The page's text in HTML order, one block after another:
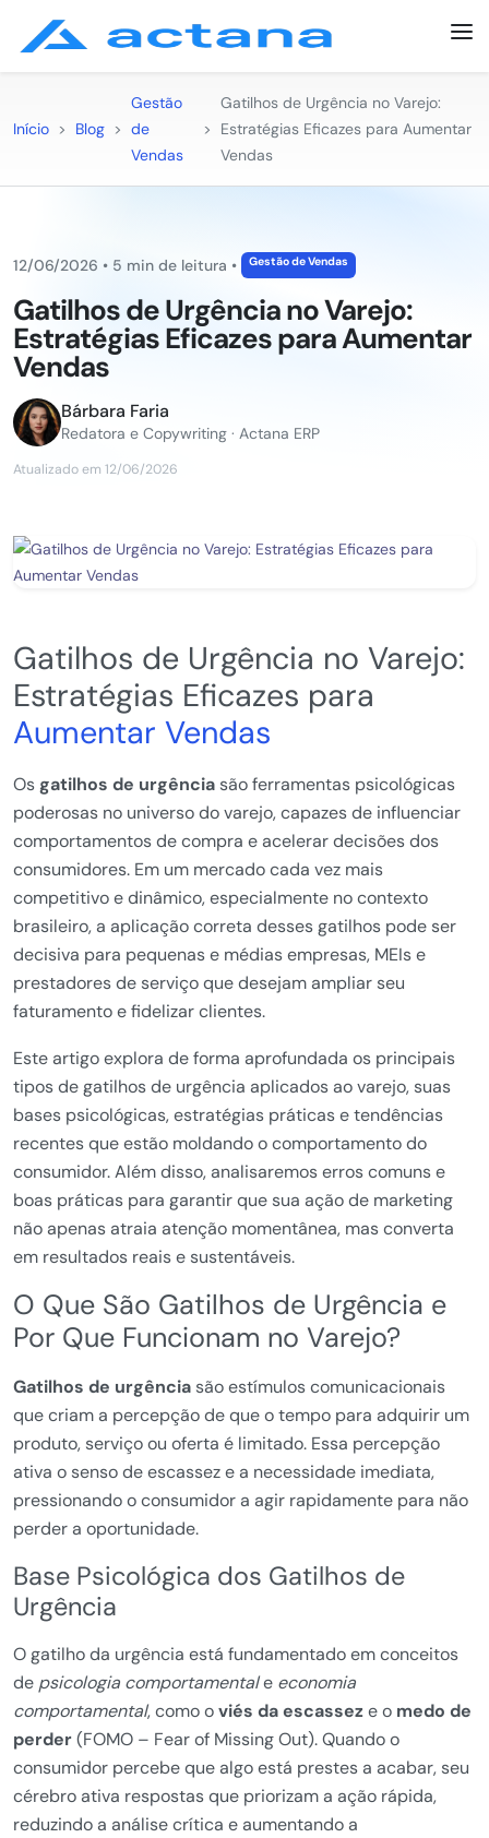
Início > Blog >
Gestão
de
Vendas
>
Gatilhos de Urgência no Varejo:
Estratégias Eficazes para Aumentar
Vendas
12/06/2026 • 5 min de leitura • Gestão de Vendas
Gatilhos de Urgência no Varejo:
Estratégias Eficazes para Aumentar
Vendas
Bárbara Faria
Redatora e Copywriting · Actana ERP
Atualizado em 12/06/2026
Gatilhos de Urgência no Varejo:
Estratégias Eficazes para
Aumentar Vendas
Os gatilhos de urgência são ferramentas psicológicas
poderosas no universo do varejo, capazes de influenciar
comportamentos de compra e acelerar decisões dos
consumidores. Em um mercado cada vez mais
competitivo e dinâmico, especialmente no contexto
brasileiro, a aplicação correta desses gatilhos pode ser
decisiva para pequenas e médias empresas, MEIs e
prestadores de serviço que desejam ampliar seu
faturamento e fidelizar clientes.
Este artigo explora de forma aprofundada os principais
tipos de gatilhos de urgência aplicados ao varejo, suas
bases psicológicas, estratégias práticas e tendências
recentes que estão moldando o comportamento do
consumidor. Além disso, analisaremos erros comuns e
boas práticas para garantir que sua ação de marketing
não apenas atraia atenção momentânea, mas converta
em resultados reais e sustentáveis.
O Que São Gatilhos de Urgência e
Por Que Funcionam no Varejo?
Gatilhos de urgência são estímulos comunicacionais
que criam a percepção de que o tempo para adquirir um
produto, serviço ou oferta é limitado. Essa percepção
ativa o senso de escassez e a necessidade imediata,
pressionando o consumidor a agir rapidamente para não
perder a oportunidade.
Base Psicológica dos Gatilhos de
Urgência
O gatilho da urgência está fundamentado em conceitos
de psicologia comportamentale economia
comportamental, como oviés da escasseze o medo de
perder(FOMO – Fear of Missing Out). Quando o
consumidor percebe que algo está prestes a acabar, seu
cérebro ativa respostas que priorizam a ação rápida,
reduzindo a análise crítica e aumentando a